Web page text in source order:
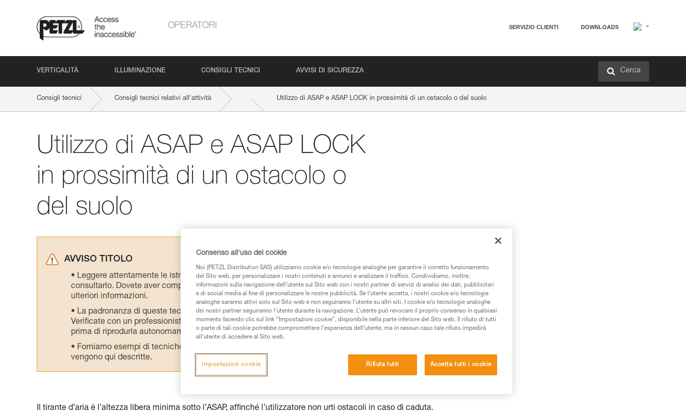
OPERATORI SERVIZIO CLIENTI DOWNLOADS
VERTICALITÀ ILLUMINAZIONE CONSIGLI TECNICI AVVISI DI SICUREZZA Cerca
Consigli tecnici Consigli tecnici relativi all'attività Utilizzo di ASAP e ASAP LOCK in prossimità di un ostacolo o del suolo
Utilizzo di ASAP e ASAP LOCK
in prossimità di un ostacolo o
del suolo
AVVISO TITOLO
Leggere attentamente le istruzioni tecniche dei prodotti utilizzati in questo consiglio prima di
consultarlo. Dovete aver compreso le informazioni dell’istruzione tecnica per poter capire queste
ulteriori informazioni.
La padronanza di queste tecniche richiede una formazione ed un addestramento specifico.
Verificate con un professionista la vostra capacità di rifare la manovra, da soli, in piena sicurezza,
prima di riprodurla autonomamente.
Forniamo esempi di tecniche relative alla vostra attività. Ne possono esistere altre che non
vengono qui descritte.
Il tirante d’aria è l’altezza libera minima sotto l’ASAP, affinché l’utilizzatore non urti ostacoli in caso di caduta.
Consenso all'uso dei cookie
Noi (PETZL Distribution SAS) utilizziamo cookie e/o tecnologie analoghe per garantire il corretto funzionamento
del Sito web, per personalizzare i nostri contenuti e annunci e analizzare il traffico. Condividiamo, inoltre,
informazioni sulla navigazione dell’utente sul Sito web con i nostri partner di servizi di analisi dei dati, pubblicitari
e di social media al fine di personalizzare le nostre pubblicità. Se l’utente accetta, i nostri cookie e/o tecnologie
analoghe saranno attivi solo sul Sito web e non seguiranno l’utente su altri siti. I cookie e/o tecnologie analoghe
dei nostri partner seguiranno l’utente durante la navigazione. L’utente può revocare il proprio consenso in qualsiasi
momento facendo clic sul link “Impostazioni cookie”, disponibile nella parte inferiore del Sito web. Il rifiuto di tutti
o parte di tali cookie potrebbe compromettere l’esperienza dell’utente, ma in nessun caso tale rifiuto impedirà
all’utente di accedere al Sito web.
Rifiuta tutti Accetta tutti i cookie
Impostazioni cookie